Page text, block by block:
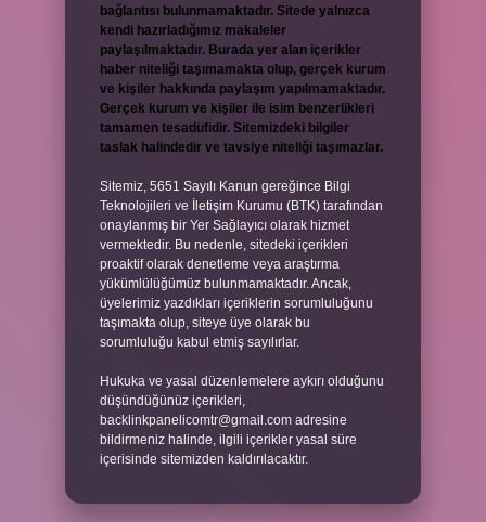
bağlantısı bulunmamaktadır. Sitede yalnızca
kendi hazırladığımız makaleler
paylaşılmaktadır. Burada yer alan içerikler
haber niteliği taşımamakta olup, gerçek kurum
ve kişiler hakkında paylaşım yapılmamaktadır.
Gerçek kurum ve kişiler ile isim benzerlikleri
tamamen tesadüfidir. Sitemizdeki bilgiler
taslak halindedir ve tavsiye niteliği taşımazlar.
Sitemiz, 5651 Sayılı Kanun gereğince Bilgi
Teknolojileri ve İletişim Kurumu (BTK) tarafından
onaylanmış bir Yer Sağlayıcı olarak hizmet
vermektedir. Bu nedenle, sitedeki içerikleri
proaktif olarak denetleme veya araştırma
yükümlülüğümüz bulunmamaktadır. Ancak,
üyelerimiz yazdıkları içeriklerin sorumluluğunu
taşımakta olup, siteye üye olarak bu
sorumluluğu kabul etmiş sayılırlar.
Hukuka ve yasal düzenlemelere aykırı olduğunu
düşündüğünüz içerikleri,
backlinkpanelicomtr@gmail.com adresine
bildirmeniz halinde, ilgili içerikler yasal süre
içerisinde sitemizden kaldırılacaktır.